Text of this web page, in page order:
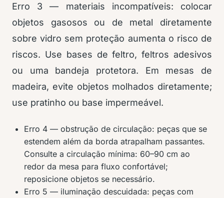
Erro 3 — materiais incompatíveis: colocar
objetos gasosos ou de metal diretamente
sobre vidro sem proteção aumenta o risco de
riscos. Use bases de feltro, feltros adesivos
ou uma bandeja protetora. Em mesas de
madeira, evite objetos molhados diretamente;
use pratinho ou base impermeável.
Erro 4 — obstrução de circulação: peças que se
estendem além da borda atrapalham passantes.
Consulte a circulação mínima: 60–90 cm ao
redor da mesa para fluxo confortável;
reposicione objetos se necessário.
Erro 5 — iluminação descuidada: peças com